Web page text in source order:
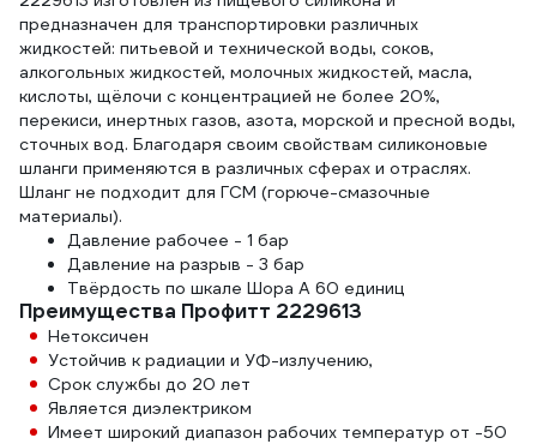
предназначен для транспортировки различных
жидкостей: питьевой и технической воды, соков,
алкогольных жидкостей, молочных жидкостей, масла,
кислоты, щёлочи с концентрацией не более 20%,
перекиси, инертных газов, азота, морской и пресной воды,
сточных вод. Благодаря своим свойствам силиконовые
шланги применяются в различных сферах и отраслях.
Шланг не подходит для ГСМ (горюче-смазочные
материалы).
Давление рабочее - 1 бар
Давление на разрыв - 3 бар
Твёрдость по шкале Шора А 60 единиц
Преимущества Профитт 2229613
Нетоксичен
Устойчив к радиации и УФ-излучению,
Срок службы до 20 лет
Является диэлектриком
Имеет широкий диапазон рабочих температур от -50